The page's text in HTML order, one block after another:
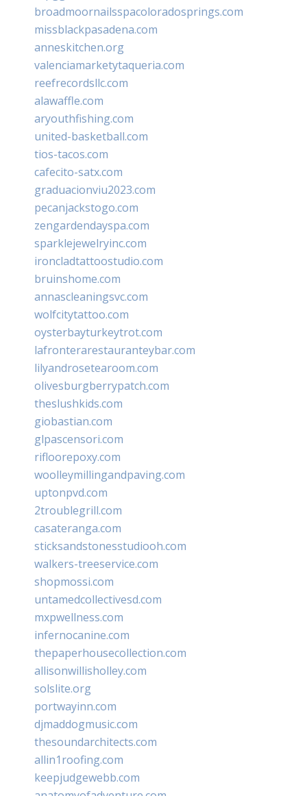
broadmoornailsspacoloradosprings.com
missblackpasadena.com
anneskitchen.org
valenciamarketytaqueria.com
reefrecordsllc.com
alawaffle.com
aryouthfishing.com
united-basketball.com
tios-tacos.com
cafecito-satx.com
graduacionviu2023.com
pecanjackstogo.com
zengardendayspa.com
sparklejewelryinc.com
ironcladtattoostudio.com
bruinshome.com
annascleaningsvc.com
wolfcitytattoo.com
oysterbayturkeytrot.com
lafronterarestauranteybar.com
lilyandrosetearoom.com
olivesburgberrypatch.com
theslushkids.com
giobastian.com
glpascensori.com
rifloorepoxy.com
woolleymillingandpaving.com
uptonpvd.com
2troublegrill.com
casateranga.com
sticksandstonesstudiooh.com
walkers-treeservice.com
shopmossi.com
untamedcollectivesd.com
mxpwellness.com
infernocanine.com
thepaperhousecollection.com
allisonwillisholley.com
solslite.org
portwayinn.com
djmaddogmusic.com
thesoundarchitects.com
allin1roofing.com
keepjudgewebb.com